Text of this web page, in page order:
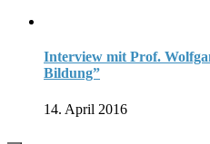
Interview mit Prof.
Bildung”
14. April 2016